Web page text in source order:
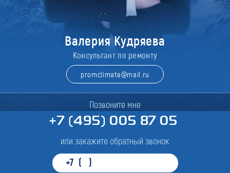
Валерия Кудряева
Консультант по ремонту
promclimate@mail.ru
Позвоните мне
+7 (495) 005 87 05
или закажите обратный звонок